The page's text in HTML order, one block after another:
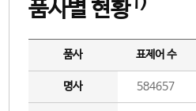
품사별 현황
품사 표제어 수
명사 584657